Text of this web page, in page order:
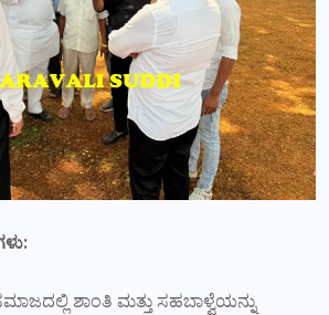
ಶಾಂತಿ ಮತ್ತು ಸಹಬಾಳ್ವೆಯನ್ನು